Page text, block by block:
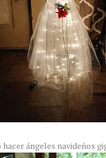
ángeles navideños